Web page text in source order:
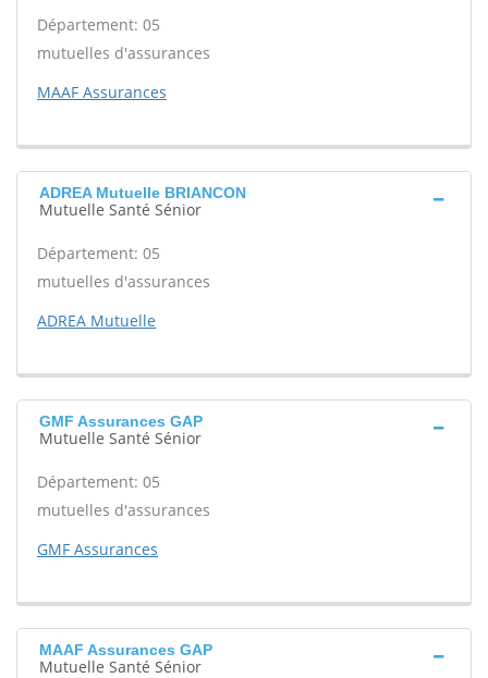
Département: 05
mutuelles d'assurances
MAAF Assurances
ADREA Mutuelle BRIANCON
Mutuelle Santé Sénior
Département: 05
mutuelles d'assurances
ADREA Mutuelle
GMF Assurances GAP
Mutuelle Santé Sénior
Département: 05
mutuelles d'assurances
GMF Assurances
MAAF Assurances GAP
Mutuelle Santé Sénior